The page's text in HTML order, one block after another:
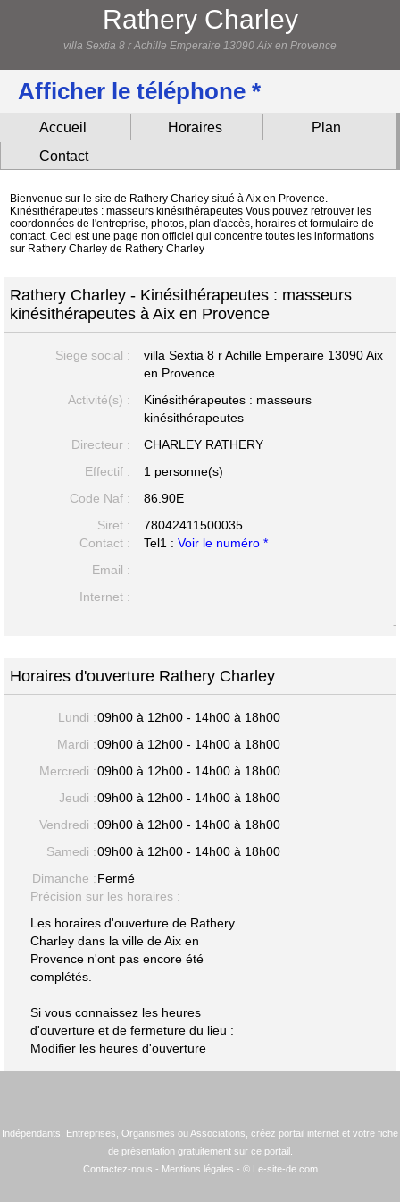
Rathery Charley
villa Sextia 8 r Achille Emperaire 13090 Aix en Provence
Afficher le téléphone *
Accueil Horaires
Plan
Contact
Bienvenue sur le site de Rathery Charley situé à Aix en Provence.
Kinésithérapeutes : masseurs kinésithérapeutes Vous pouvez retrouver les
coordonnées de l'entreprise, photos, plan d'accès, horaires et formulaire de
contact. Ceci est une page non officiel qui concentre toutes les informations
sur Rathery Charley de Rathery Charley
Rathery Charley - Kinésithérapeutes : masseurs
kinésithérapeutes à Aix en Provence
Siege social : villa Sextia 8 r Achille Emperaire 13090 Aix
en Provence
Activité(s) :
Kinésithérapeutes : masseurs
kinésithérapeutes
Directeur :
CHARLEY RATHERY
Effectif :
1 personne(s)
Code Naf :
86.90E
Siret :
78042411500035
Contact :
Tel1 :Voir le numéro *
Email :
Internet :
-
Horaires d'ouverture Rathery Charley
Lundi :09h00 à 12h00 - 14h00 à 18h00
Mardi :09h00 à 12h00 - 14h00 à 18h00
Mercredi :09h00 à 12h00 - 14h00 à 18h00
Jeudi :09h00 à 12h00 - 14h00 à 18h00
Vendredi :09h00 à 12h00 - 14h00 à 18h00
Samedi :09h00 à 12h00 - 14h00 à 18h00
Dimanche :Fermé
Précision sur les horaires :
Les horaires d'ouverture de Rathery
Charley dans la ville de Aix en
Provence n'ont pas encore été
complétés.
Si vous connaissez les heures
d'ouverture et de fermeture du lieu :
Modifier les heures d'ouverture
Indépendants, Entreprises, Organismes ou Associations, créez portail internet et votre fiche
de présentation gratuitement sur ce portail.
Contactez-nous - Mentions légales - © Le-site-de.com